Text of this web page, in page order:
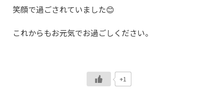
笑顔で過ごされていました😊
これからもお元気でお過ごしください。
+1